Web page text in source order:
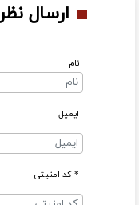
ارسال نظر
نام
ایمیل
* کد امنیتی